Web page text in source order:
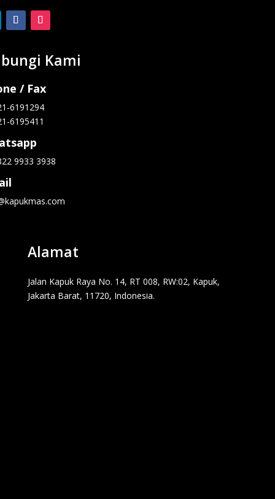
Kami
/ Fax
6191294
6195411
9933 3938
Alamat
Jalan Kapuk Raya No. 14, RT 008, RW:02, Kapuk,
Jakarta Barat, 11720, Indonesia.